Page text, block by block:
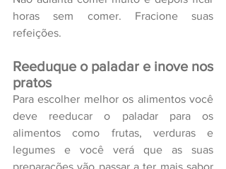
horas sem comer. Fracione suas
refeições.
Reeduque o paladar e inove nos
pratos
Para escolher melhor os alimentos você
deve reeducar o paladar para os
alimentos como frutas, verduras e
legumes e você verá que as suas